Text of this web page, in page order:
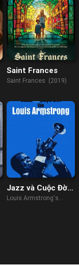
Saint Frances
Saint Frances (2019)
Jazz và Cuộc Đời
của Louis
Louis Armstrong's